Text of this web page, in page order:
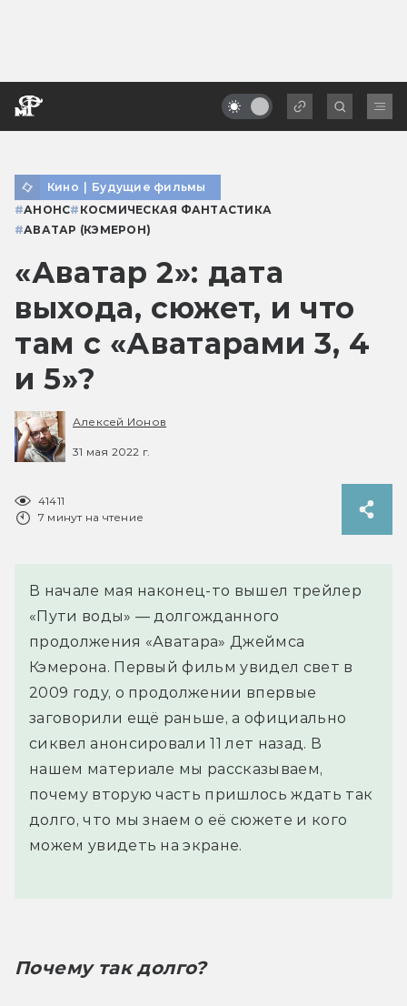
Кино | Будущие фильмы
#АНОНС# КОСМИЧЕСКАЯ ФАНТАСТИКА
#АВАТАР (КЭМЕРОН)
«Аватар 2»: дата
выхода, сюжет, и что
там с «Аватарами 3, 4
и 5»?
Алексей Ионов
31 мая 2022 г.
41411
7 минут на чтение
В начале мая наконец-то вышел трейлер
«Пути воды» — долгожданного
продолжения «Аватара» Джеймса
Кэмерона. Первый фильм увидел свет в
2009 году, о продолжении впервые
заговорили ещё раньше, а официально
сиквел анонсировали 11 лет назад. В
нашем материале мы рассказываем,
почему вторую часть пришлось ждать так
долго, что мы знаем о её сюжете и кого
можем увидеть на экране.
Почему так долго?